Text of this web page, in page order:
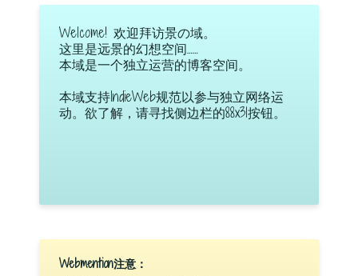
Welcome! 欢迎拜访景の域。
这里是远景的幻想空间……
本域是一个独立运营的博客空间。
本域支持IndieWeb规范以参与独立网络运
动。欲了解，请寻找侧边栏的88x31按钮。
Webmention注意：